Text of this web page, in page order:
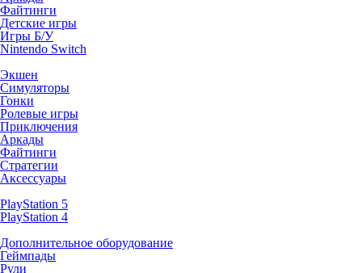
Файтинги
Детские игры
Игры Б/У
Nintendo Switch
Экшен
Симуляторы
Гонки
Ролевые игры
Приключения
Аркады
Файтинги
Стратегии
Аксессуары
PlayStation 5
PlayStation 4
Дополнительное оборудование
Геймпады
Рули